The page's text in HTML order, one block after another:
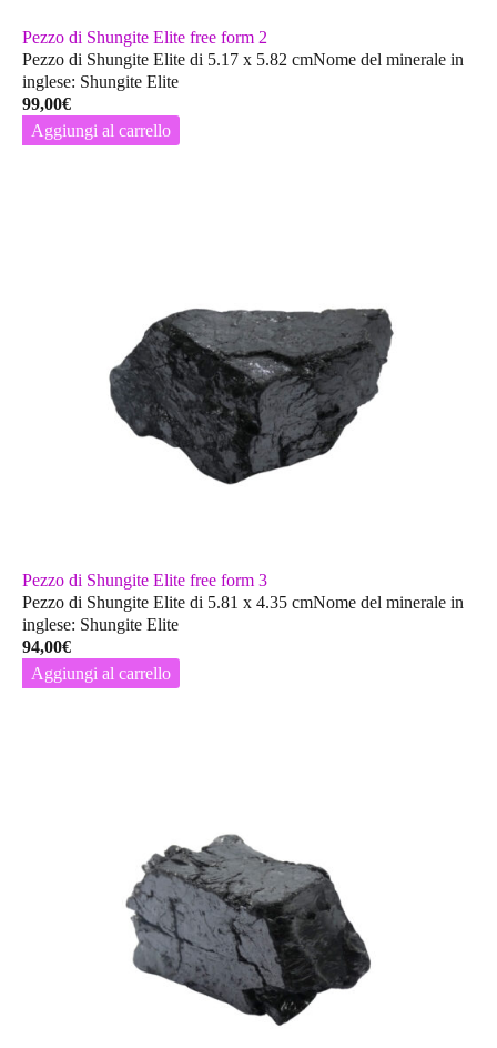
Pezzo di Shungite Elite free form 2
Pezzo di Shungite Elite di 5.17 x 5.82 cmNome del minerale in
inglese: Shungite Elite
99,00€
Aggiungi al carrello
Pezzo di Shungite Elite free form 3
Pezzo di Shungite Elite di 5.81 x 4.35 cmNome del minerale in
inglese: Shungite Elite
94,00€
Aggiungi al carrello